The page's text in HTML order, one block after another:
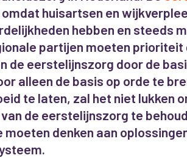
huisartsen en
hebben en steeds
partijen moeten prioriteit
de eerstelijnszorg door de
alleen de basis op orde te
te laten, zal het niet lukken
de eerstelijnszorg te
moeten denken aan